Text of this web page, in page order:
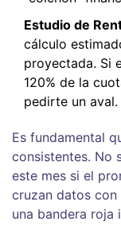
Estudio de
cálculo
proyectada. Si
120% de la
pedirte un aval.
Es fundamental
consistentes. No
este mes si el
cruzan datos con
una bandera roja